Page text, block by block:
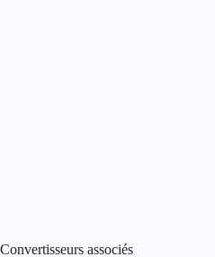
Convertisseurs associés